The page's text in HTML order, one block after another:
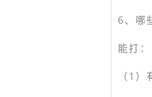
6、哪
能打：
（1